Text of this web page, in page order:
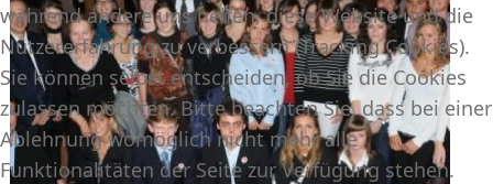
während andere uns helfen, diese Website und die
Nutzererfahrung zu verbessern (Tracking Cookies).
Sie können selbst entscheiden, ob Sie die Cookies
zulassen möchten. Bitte beachten Sie, dass bei einer
Ablehnung womöglich nicht mehr alle
Funktionalitäten der Seite zur Verfügung stehen.